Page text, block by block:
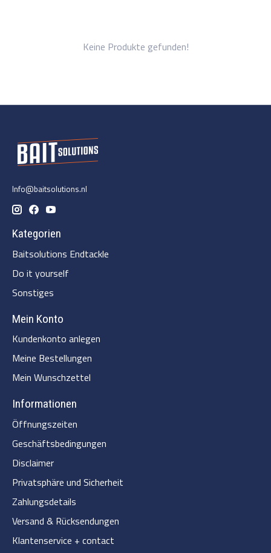
Keine Produkte gefunden!
Info@baitsolutions.nl
Kategorien
Baitsolutions Endtackle
Do it yourself
Sonstiges
Mein Konto
Kundenkonto anlegen
Meine Bestellungen
Mein Wunschzettel
Informationen
Öffnungszeiten
Geschäftsbedingungen
Disclaimer
Privatsphäre und Sicherheit
Zahlungsdetails
Versand & Rücksendungen
Klantenservice + contact